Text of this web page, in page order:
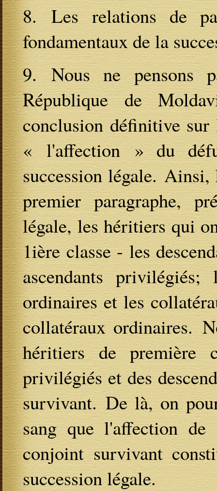
8. Les relations de
fondamentaux de la
9. Nous ne pensons
République de
conclusion définitive
« l'affection » du
succession légale.
premier paragraphe,
légale, les héritiers qui
1ière classe - les
ascendants
ordinaires et les
collatéraux ordinaires.
héritiers de première
privilégiés et des
survivant. De là, on
sang que l'affection de
conjoint survivant
succession légale.